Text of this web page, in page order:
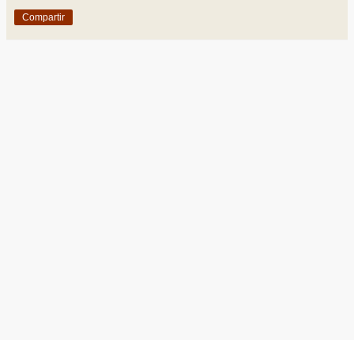
Compartir